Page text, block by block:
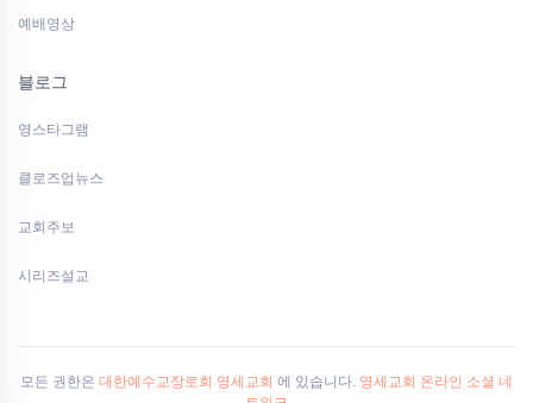
예배영상
블로그
영스타그램
클로즈업뉴스
교회주보
시리즈설교
모든 권한은 대한예수교장로회 영세교회 에 있습니다. 영세교회 온라인 소셜 네